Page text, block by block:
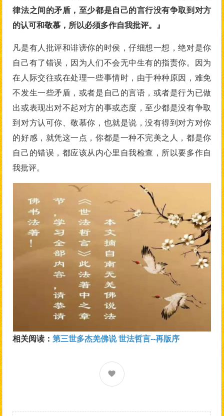
律法之间的矛盾，至少都是自己的言行没有争取到对方
的认可和敬慕，所以必须多作自我批评。』
凡是有人批评和诽谤你的时侯，仔细想一想，绝对是你
自己有了错误，因为人们不会无中生有的指责你。因为
在人际交往或在处理一些事情时，由于种种原因，难免
不发生一些矛盾，或者是自己的言语，或者是行为已做
出或表现出对不起对方的事或态度，至少都是没有争取
到对方认可你、敬慕你，也就是说，没有得到对方对你
的好感，就凭这一点，你都是一种不完美之人，都是你
自己的错误，都应该从内心里自我检查，所以要多作自
我批评。
相关阅读：第三世多杰羌佛说 世法哲言--再版序